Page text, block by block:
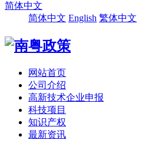
简体中文
简体中文 English 繁体中文
网站首页
公司介绍
高新技术企业申报
科技项目
知识产权
最新资讯